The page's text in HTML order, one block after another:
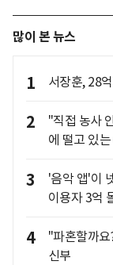
많이 본 뉴스
1 서장훈, 28
2
"직접 농사
에 떨고 있
3
'음악 앱'이
이용자 3억
4
"파혼할까
신부